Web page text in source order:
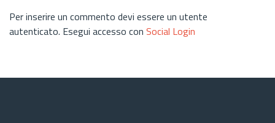
Per inserire un commento devi essere un utente
autenticato. Esegui accesso con Social Login